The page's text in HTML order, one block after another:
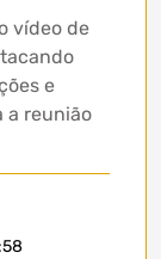
vídeo de
e
a reunião